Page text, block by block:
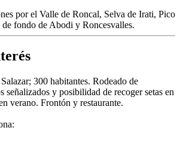
por el Valle de Roncal, Selva de Irati, Pico
fondo de Abodi y Roncesvalles.
300 habitantes. Rodeado de
señalizados y posibilidad de recoger setas en
verano. Frontón y restaurante.